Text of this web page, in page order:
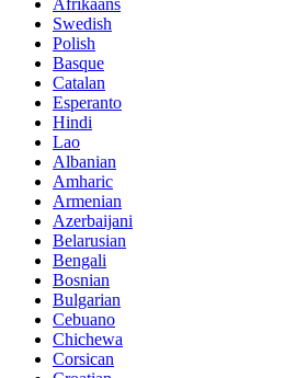
Afrikaans
Swedish
Polish
Basque
Catalan
Esperanto
Hindi
Lao
Albanian
Amharic
Armenian
Azerbaijani
Belarusian
Bengali
Bosnian
Bulgarian
Cebuano
Chichewa
Corsican